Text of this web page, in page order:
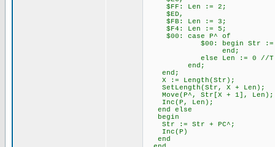
$FF: Len := 2;
$ED,
$FB: Len := 3;
$F4: Len := 5;
$00: case P^ of
$00: begin Str := Str +
end;
else Len := 0 //Т.к. 00,
end;
end;
X := Length(Str);
SetLength(Str, X + Len);
Move(P^, Str[X + 1], Len);
Inc(P, Len);
end else
begin
Str := Str + PC^;
Inc(P)
end